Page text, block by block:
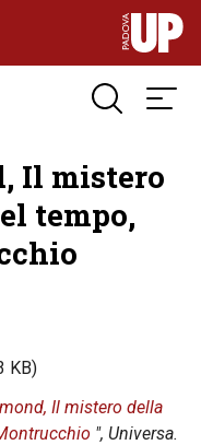
Il mistero
tempo,
KB)
Il mistero della
", Universa.